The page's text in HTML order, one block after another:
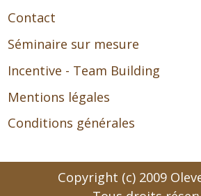
Contact
Séminaire sur mesure
Incentive - Team Building
Mentions légales
Conditions générales
Copyright (c) 2009